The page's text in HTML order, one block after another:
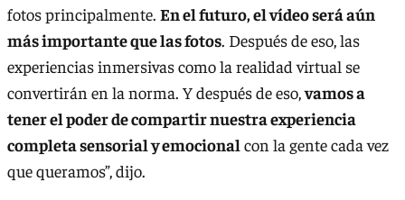
fotos principalmente. En el futuro, el vídeo será aún
más importante que las fotos. Después de eso, las
experiencias inmersivas como la realidad virtual se
convertirán en la norma. Y después de eso,vamos a
tener el poder de compartir nuestra experiencia
completa sensorial y emocional con la gente cada vez
que queramos”, dijo.